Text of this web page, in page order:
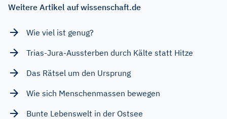
Weitere Artikel auf wissenschaft.de
Wie viel ist genug?
Trias-Jura-Aussterben durch Kälte statt Hitze
Das Rätsel um den Ursprung
Wie sich Menschenmassen bewegen
Bunte Lebenswelt in der Ostsee